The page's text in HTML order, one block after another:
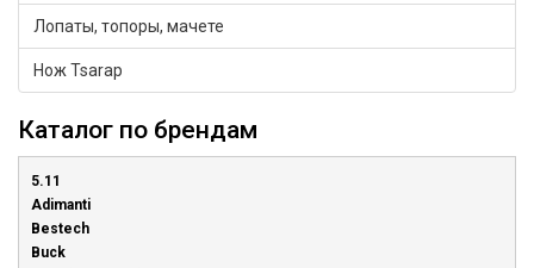
Лопаты, топоры, мачете
Нож Tsarap
Каталог по брендам
5.11
Adimanti
Bestech
Buck